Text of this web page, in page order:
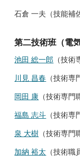
石倉 一夫 （技能補
第二技術班（電
池田 総一郎 （技術
川見 昌春 （技術専
岡田 康 （技術専門
福島 志斗 （技術専
泉 大樹 （技術専門
加納 裕太 （技術職